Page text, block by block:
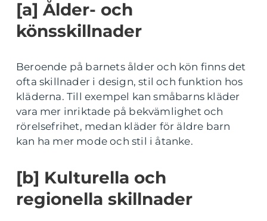
[a] Ålder- och
könsskillnader
Beroende på barnets ålder och kön finns det
ofta skillnader i design, stil och funktion hos
kläderna. Till exempel kan småbarns kläder
vara mer inriktade på bekvämlighet och
rörelsefrihet, medan kläder för äldre barn
kan ha mer mode och stil i åtanke.
[b] Kulturella och
regionella skillnader